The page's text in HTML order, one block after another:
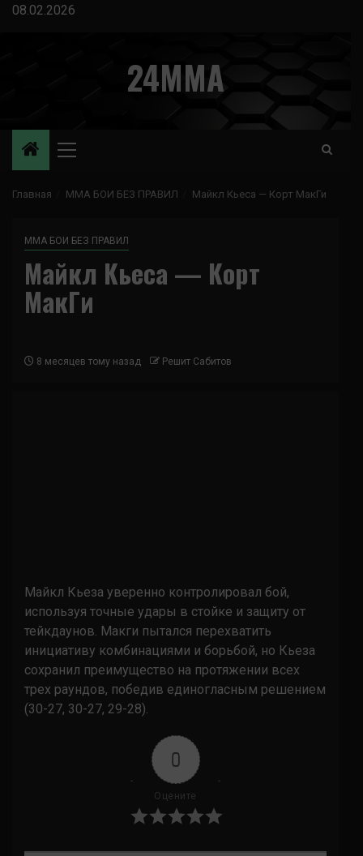
Перейти
08.02.2026
24MMA
Основное
Главная ММА БОИ БЕЗ ПРАВИЛ Майкл Кьеса — Корт МакГи
ММА БОИ БЕЗ ПРАВИЛ
Майкл Кьеса — Корт
МакГи
8 месяцев тому назад Решит Сабитов
Майкл Кьеза уверенно контролировал бой,
используя точные удары в стойке и защиту от
тейкдаунов. Макги пытался перехватить
инициативу комбинациями и борьбой, но Кьеза
сохранил преимущество на протяжении всех
трех раундов, победив единогласным решением
(30-27, 30-27, 29-28).
0
Оцените